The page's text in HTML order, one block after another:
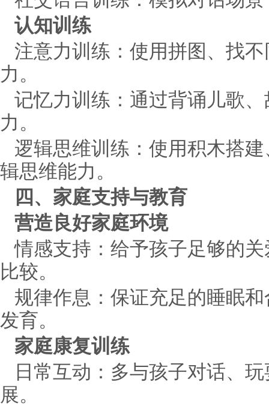
认知训练
注意力训练：使用拼图、找
力。
记忆力训练：通过背诵儿歌
力。
逻辑思维训练：使用积木搭
辑思维能力。
四、家庭支持与教育
营造良好家庭环境
情感支持：给予孩子足够的
比较。
规律作息：保证充足的睡眠
发育。
家庭康复训练
日常互动：多与孩子对话、
展。